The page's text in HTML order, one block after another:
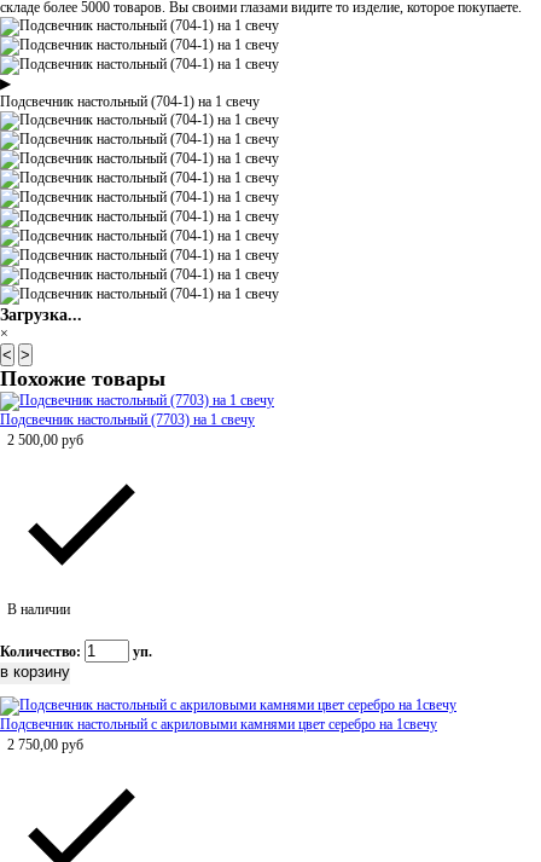
складе более 5000 товаров. Вы своими глазами видите то изделие, которое покупаете.
▶
Подсвечник настольный (704-1) на 1 свечу
Загрузка...
×
< >
Похожие товары
Подсвечник настольный (7703) на 1 свечу
2 500,00 руб
В наличии
Количество: уп.
Подсвечник настольный с акриловыми камнями цвет серебро на 1свечу
2 750,00 руб